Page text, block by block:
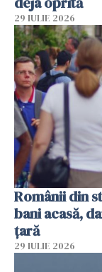
29 IULIE 2026
Românii din
bani acasă,
țară
29 IULIE 2026